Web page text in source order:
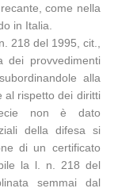
come nella
in Italia.
218 del 1995, cit.,
dei provvedimenti
alla
al rispetto dei diritti
non è dato
della difesa si
di un certificato
la l. n. 218 del
semmai dal